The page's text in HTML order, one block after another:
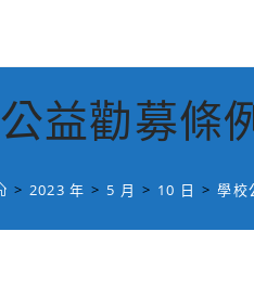
公益勸募條
> 2023 年 > 5 月 > 10 日 > 學校